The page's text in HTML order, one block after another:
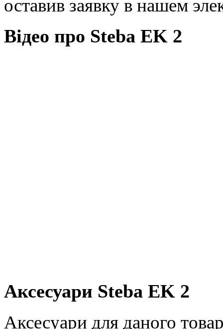
оставив заявку в нашем
Відео про Steba EK 2
Аксесуари Steba EK 2
Аксесуари для даного